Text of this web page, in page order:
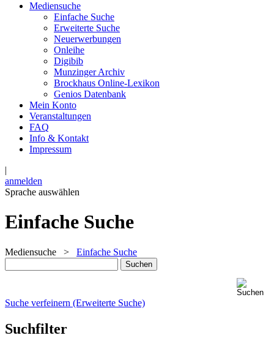
Mediensuche
Einfache Suche
Erweiterte Suche
Neuerwerbungen
Onleihe
Digibib
Munzinger Archiv
Brockhaus Online-Lexikon
Genios Datenbank
Mein Konto
Veranstaltungen
FAQ
Info & Kontakt
Impressum
|
anmelden
Sprache auswählen
Einfache Suche
Mediensuche > Einfache Suche
Suche verfeinern (Erweiterte Suche)
Suchfilter